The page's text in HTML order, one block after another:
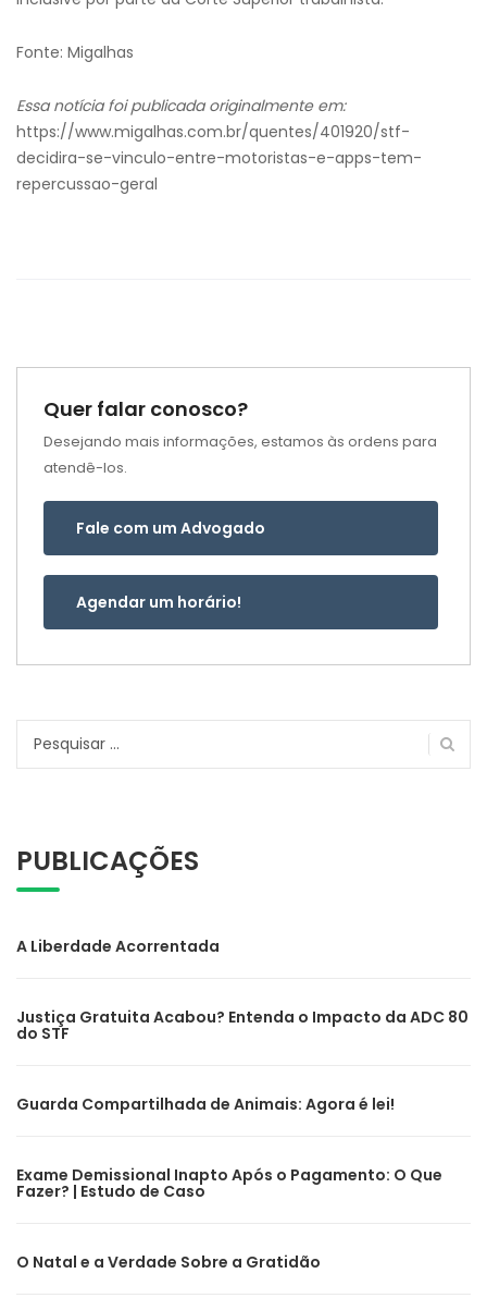
Fonte: Migalhas
Essa notícia foi publicada originalmente em:
https://www.migalhas.com.br/quentes/401920/stf-
decidira-se-vinculo-entre-motoristas-e-apps-tem-
repercussao-geral
Quer falar conosco?
Desejando mais informações, estamos às ordens para
atendê-los.
Fale com um Advogado
Agendar um horário!
Pesquisar
PUBLICAÇÕES
A Liberdade Acorrentada
Justiça Gratuita Acabou? Entenda o Impacto da ADC 80
do STF
Guarda Compartilhada de Animais: Agora é lei!
Exame Demissional Inapto Após o Pagamento: O Que
Fazer? | Estudo de Caso
O Natal e a Verdade Sobre a Gratidão